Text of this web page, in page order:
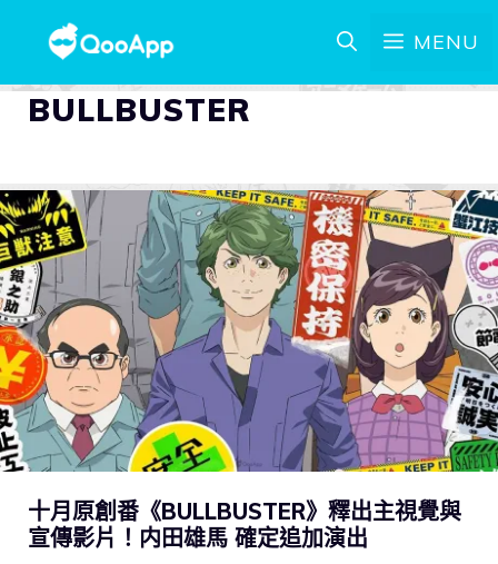
MENU
BULLBUSTER
十月原創番《BULLBUSTER》釋出主視覺與
宣傳影片！内田雄馬 確定追加演出